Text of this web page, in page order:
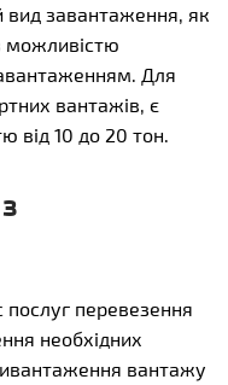
завантаження, як
можливістю
Для
вантажів, є
від 10 до 20 тон.
перевезення
необхідних
вантажу